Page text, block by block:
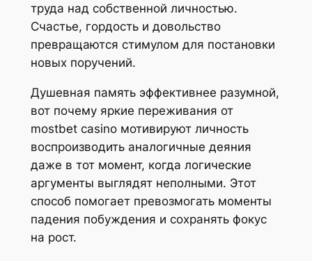
труда над собственной личностью.
Счастье, гордость и довольство
превращаются стимулом для постановки
новых поручений.
Душевная память эффективнее разумной,
вот почему яркие переживания от
mostbet casino мотивируют личность
воспроизводить аналогичные деяния
даже в тот момент, когда логические
аргументы выглядят неполными. Этот
способ помогает превозмогать моменты
падения побуждения и сохранять фокус
на рост.